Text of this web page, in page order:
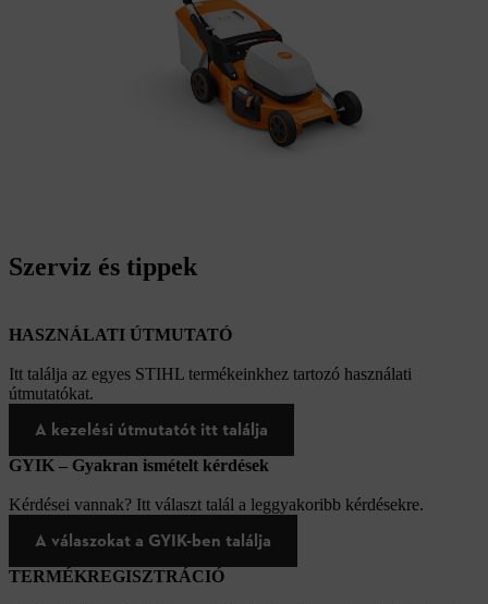
Szerviz és tippek
HASZNÁLATI ÚTMUTATÓ
Itt találja az egyes STIHL termékeinkhez tartozó használati
útmutatókat.
A kezelési útmutatót itt találja
GYIK – Gyakran ismételt kérdések
Kérdései vannak? Itt választ talál a leggyakoribb kérdésekre.
A válaszokat a GYIK-ben találja
TERMÉKREGISZTRÁCIÓ